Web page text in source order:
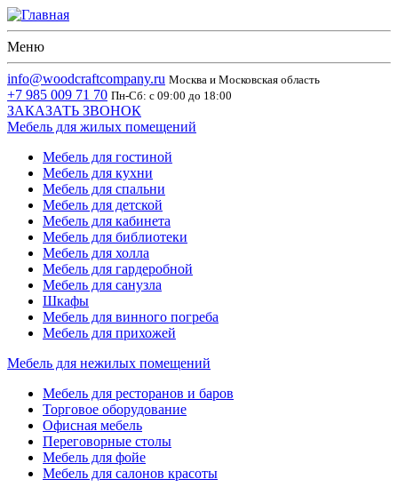
Меню
info@woodcraftcompany.ru Москва и Московская область
+7 985 009 71 70 Пн-Сб: с 09:00 до 18:00
ЗАКАЗАТЬ ЗВОНОК
Мебель для жилых помещений
Мебель для гостиной
Мебель для кухни
Мебель для спальни
Мебель для детской
Мебель для кабинета
Мебель для библиотеки
Мебель для холла
Мебель для гардеробной
Мебель для санузла
Шкафы
Мебель для винного погреба
Мебель для прихожей
Мебель для нежилых помещений
Мебель для ресторанов и баров
Торговое оборудование
Офисная мебель
Переговорные столы
Мебель для фойе
Мебель для салонов красоты